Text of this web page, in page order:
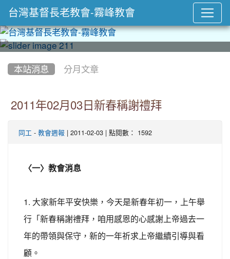
本站消息 分月文章
2011年02月03日新春稱謝禮拜
同工 - 教會週報 | 2011-02-03 | 點閱數： 1592
〈一〉教會消息
1. 大家新年平安快樂，今天是新春年初一，上午舉
行「新春稱謝禮拜，咱用感恩的心感謝上帝過去一
年的帶領與保守，新的一年祈求上帝繼續引導與看
顧。
台灣基督長老教會-霧峰教會